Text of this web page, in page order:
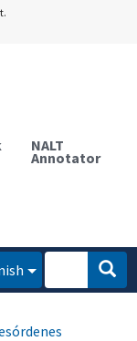
NALT
Annotator